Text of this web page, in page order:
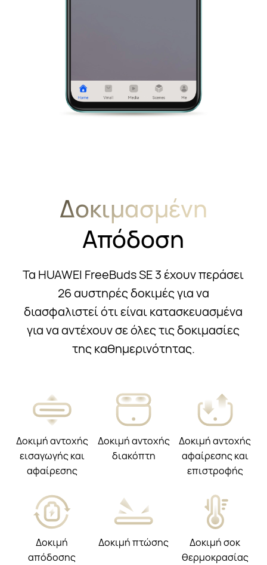
Δοκιμασμένη
Απόδοση
Τα HUAWEI FreeBuds SE 3 έχουν περάσει
26 αυστηρές δοκιμές για να
διασφαλιστεί ότι είναι κατασκευασμένα
για να αντέχουν σε όλες τις δοκιμασίες
της καθημερινότητας.
Δοκιμή αντοχής
εισαγωγής και
αφαίρεσης
Δοκιμή αντοχής
διακόπτη
Δοκιμή αντοχής
αφαίρεσης και
επιστροφής
Δοκιμή
απόδοσης
Δοκιμή πτώσης
Δοκιμή σοκ
θερμοκρασίας